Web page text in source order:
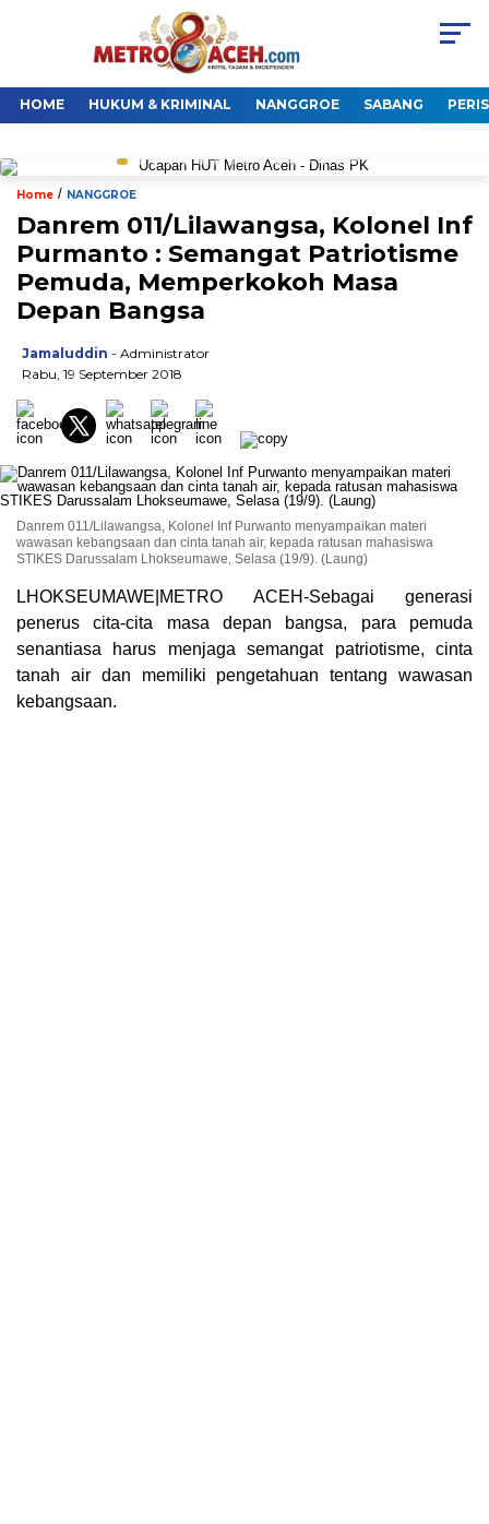
HOME HUKUM & KRIMINAL NANGGROE SABANG
Home / NANGGROE
Danrem 011/Lilawangsa, Kolonel Inf
Purmanto : Semangat Patriotisme
Pemuda, Memperkokoh Masa
Depan Bangsa
Jamaluddin - Administrator
Rabu, 19 September 2018
Danrem 011/Lilawangsa, Kolonel Inf Purwanto menyampaikan materi
wawasan kebangsaan dan cinta tanah air, kepada ratusan mahasiswa
STIKES Darussalam Lhokseumawe, Selasa (19/9). (Laung)
LHOKSEUMAWE|METRO ACEH-Sebagai generasi
penerus cita-cita masa depan bangsa, para pemuda
senantiasa harus menjaga semangat patriotisme, cinta
tanah air dan memiliki pengetahuan tentang wawasan
kebangsaan.